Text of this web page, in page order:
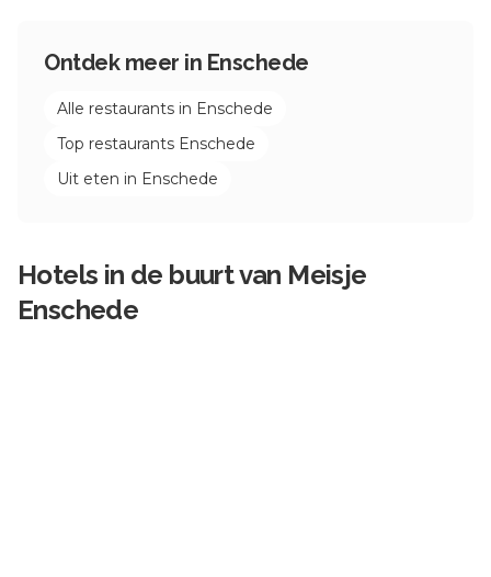
Ontdek meer in Enschede
Alle restaurants in Enschede
Top restaurants Enschede
Uit eten in Enschede
Hotels in de buurt van Meisje
Enschede